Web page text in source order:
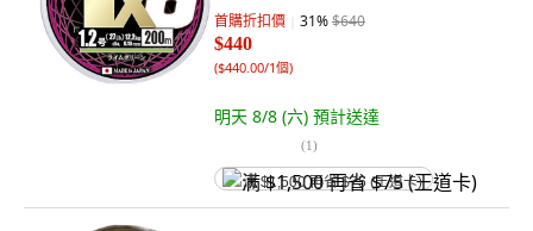
首購折扣價 31%$640
$440
($440.00/1個)
明天 8/8 (六) 預計送達
(1)
满 $1,500 再省 $75 (王道卡)